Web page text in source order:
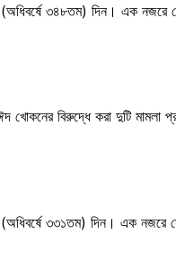
৩৪৮তম) দিন। এক নজরে
খোকনের বিরুদ্ধে করা দুটি
৩৩১তম) দিন। এক নজরে